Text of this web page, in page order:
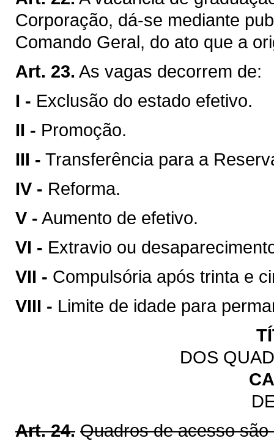
Corporação, dá-se mediante
Comando Geral, do ato que a
Art. 23. As vagas decorrem de:
I - Exclusão do estado efetivo.
II - Promoção.
III - Transferência para a
IV - Reforma.
V - Aumento de efetivo.
VI - Extravio ou
VII - Compulsória após trinta e
VIII - Limite de idade para
DOS
Art. 24. Quadros de acesso